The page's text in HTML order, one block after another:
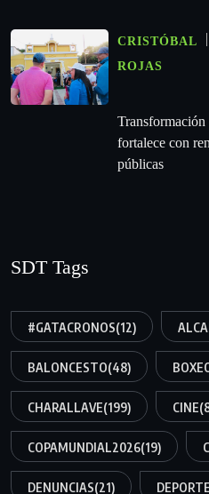
CRISTÓBAL
ROJAS
Transformación
fortalece con
públicas
SDT Tags
#GATACRONOS(12)
BALONCESTO(48)
CHARALLAVE(199) CINE
COPAMUNDIAL2026(19)
DENUNCIAS(21)